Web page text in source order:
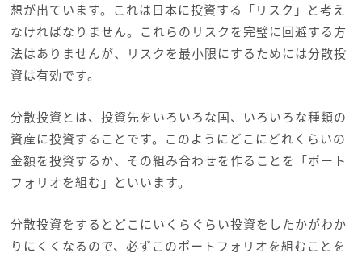
想が出ています。これは日本に投資する「リスク」と考え
なければなりません。これらのリスクを完璧に回避する方
法はありませんが、リスクを最小限にするためには分散投
資は有効です。
分散投資とは、投資先をいろいろな国、いろいろな種類の
資産に投資することです。このようにどこにどれくらいの
金額を投資するか、その組み合わせを作ることを「ポート
フォリオを組む」といいます。
分散投資をするとどこにいくらぐらい投資をしたかがわか
りにくくなるので、必ずこのポートフォリオを組むことを